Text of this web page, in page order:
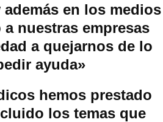
en los medios
nuestras empresas
a quejarnos de lo
ayuda»
hemos prestado
los temas que